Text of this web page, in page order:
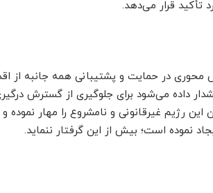
تأکید قرار می‌دهد.
محوری در حمایت و پشتیبانی همه جانبه از
داده می‌شود برای جلوگیری از گسترش
این رژیم غیرقانونی و نامشروع را مهار نموده
نموده است؛ بیش از این گرفتار ننماید.